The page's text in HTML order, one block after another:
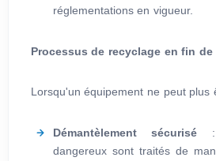
réglementations en vigueur.
Processus de recyclage en fin
Lorsqu'un équipement ne peut plus
Démantèlement sécurisé :
dangereux sont traités de